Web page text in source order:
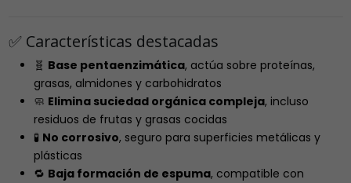
✅ Características destacadas
🧬 Base pentaenzimática, actúa sobre proteínas,
grasas, almidones y carbohidratos
🧼 Elimina suciedad orgánica compleja, incluso
residuos de frutas y grasas cocidas
🧪 No corrosivo, seguro para superficies metálicas y
plásticas
🔁 Baja formación de espuma, compatible con